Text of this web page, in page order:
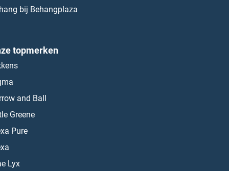
bij Behangplaza
topmerken
and Ball
Greene
Pure
Lyx